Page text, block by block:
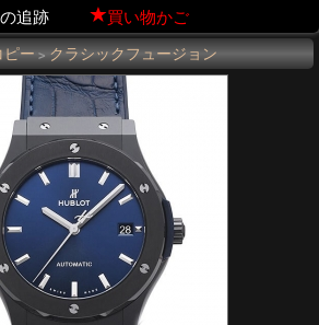
追跡 買い物かご
ピー > クラシックフュージョン